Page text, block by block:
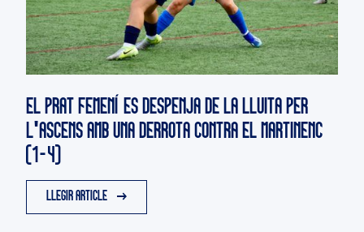
EL PRAT FEMENÍ ES DESPENJA DE LA LLUITA PER
L'ASCENS AMB UNA DERROTA CONTRA EL MARTINENC
(1-4)
LLEGIR ARTICLE